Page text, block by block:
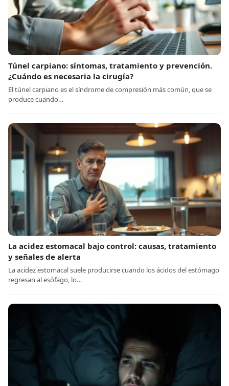
Túnel carpiano: síntomas, tratamiento y prevención.
¿Cuándo es necesaria la cirugía?
El túnel carpiano es el síndrome de compresión más común, que se
produce cuando…
La acidez estomacal bajo control: causas, tratamiento
y señales de alerta
La acidez estomacal suele producirse cuando los ácidos del estómago
regresan al esófago, lo…